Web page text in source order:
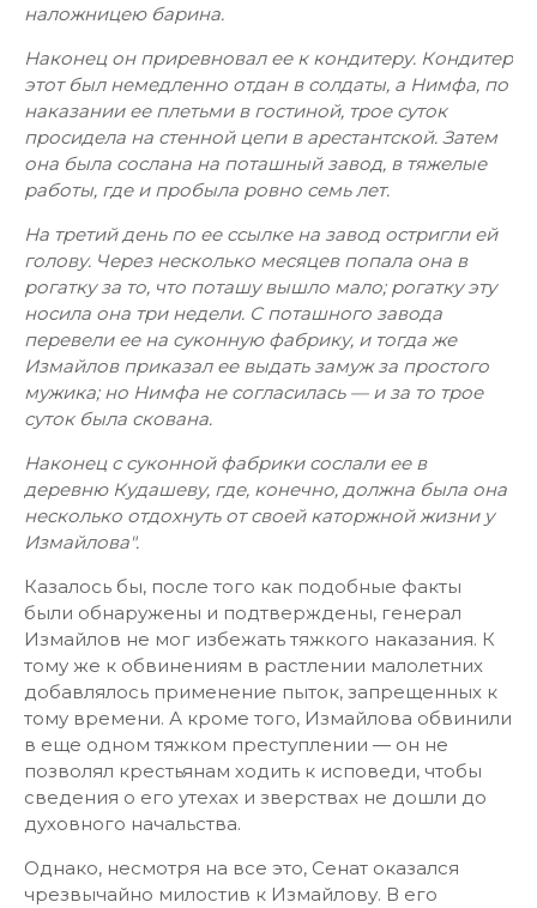
наложницею барина.
Наконец он приревновал ее к кондитеру. Кондитер
этот был немедленно отдан в солдаты, а Нимфа, по
наказании ее плетьми в гостиной, трое суток
просидела на стенной цепи в арестантской. Затем
она была сослана на поташный завод, в тяжелые
работы, где и пробыла ровно семь лет.
На третий день по ее ссылке на завод остригли ей
голову. Через несколько месяцев попала она в
рогатку за то, что поташу вышло мало; рогатку эту
носила она три недели. С поташного завода
перевели ее на суконную фабрику, и тогда же
Измайлов приказал ее выдать замуж за простого
мужика; но Нимфа не согласилась — и за то трое
суток была скована.
Наконец с суконной фабрики сослали ее в
деревню Кудашеву, где, конечно, должна была она
несколько отдохнуть от своей каторжной жизни у
Измайлова".
Казалось бы, после того как подобные факты
были обнаружены и подтверждены, генерал
Измайлов не мог избежать тяжкого наказания. К
тому же к обвинениям в растлении малолетних
добавлялось применение пыток, запрещенных к
тому времени. А кроме того, Измайлова обвинили
в еще одном тяжком преступлении — он не
позволял крестьянам ходить к исповеди, чтобы
сведения о его утехах и зверствах не дошли до
духовного начальства.
Однако, несмотря на все это, Сенат оказался
чрезвычайно милостив к Измайлову. В его